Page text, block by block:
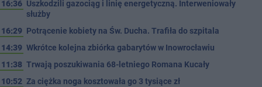
16:36 Uszkodzili gazociąg i linię energetyczną. Interweniowały
służby
16:29 Potrącenie kobiety na Św. Ducha. Trafiła do szpitala
14:39 Wkrótce kolejna zbiórka gabarytów w Inowrocławiu
11:38 Trwają poszukiwania 68-letniego Romana Kucały
10:52 Za ciężka noga kosztowała go 3 tysiące zł